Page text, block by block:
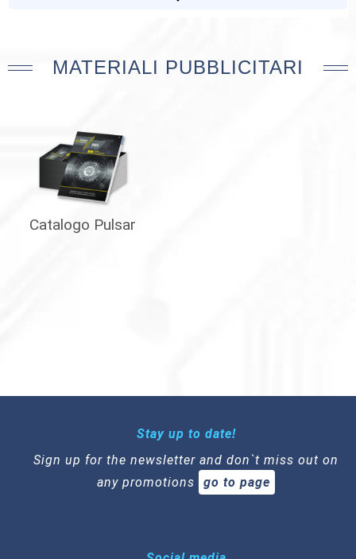
MATERIALI PUBBLICITARI
Catalogo Pulsar
Stay up to date!
Sign up for the newsletter and don`t miss out on
any promotions
go to page